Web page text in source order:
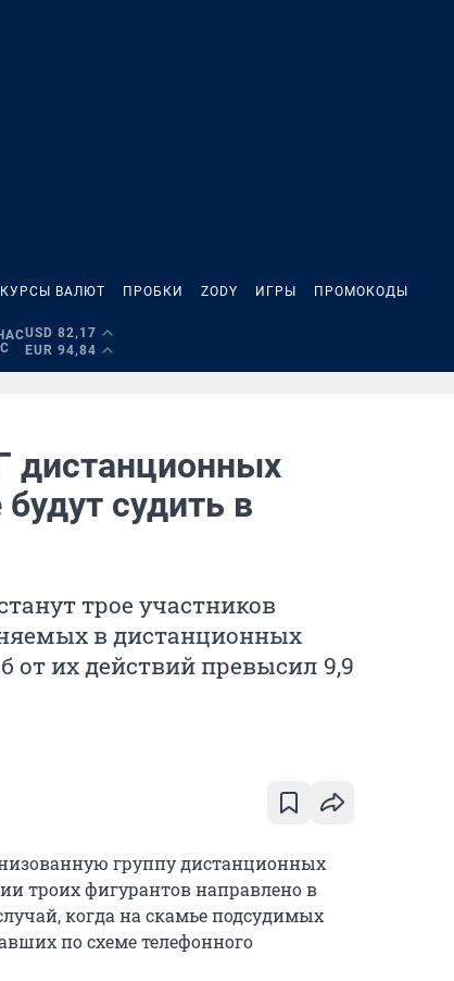
КУРСЫ ВАЛЮТ ПРОБКИ ZODY ИГРЫ ПРОМОКОДЫ
USD 82,17
EUR 94,84
дистанционных
судить в
трое участников
в дистанционных
их действий превысил 9,9
группу дистанционных
троих фигурантов направлено в
когда на скамье подсудимых
по схеме телефонного